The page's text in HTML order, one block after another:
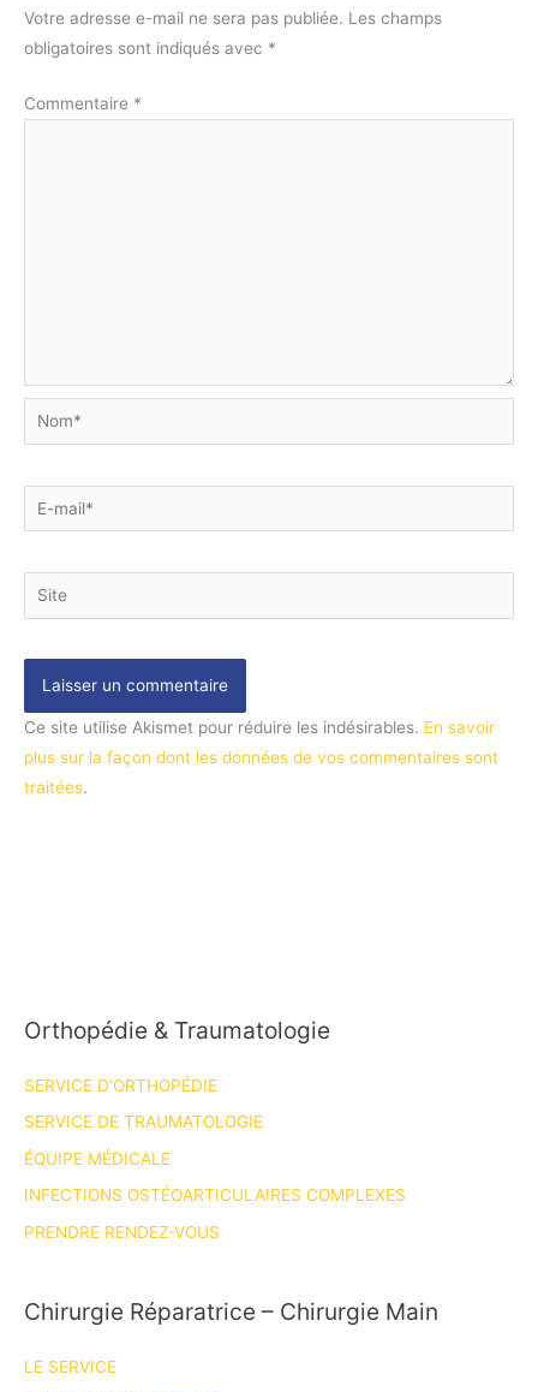
Votre adresse e-mail ne sera pas publiée. Les champs
obligatoires sont indiqués avec *
Commentaire *
Nom*
E-
mail*
Site
Ce site utilise Akismet pour réduire les indésirables. En savoir
plus sur la façon dont les données de vos commentaires sont
traitées.
Orthopédie & Traumatologie
SERVICE D’ORTHOPÉDIE
SERVICE DE TRAUMATOLOGIE
ÉQUIPE MÉDICALE
INFECTIONS OSTÉOARTICULAIRES COMPLEXES
PRENDRE RENDEZ-VOUS
Chirurgie Réparatrice – Chirurgie Main
LE SERVICE